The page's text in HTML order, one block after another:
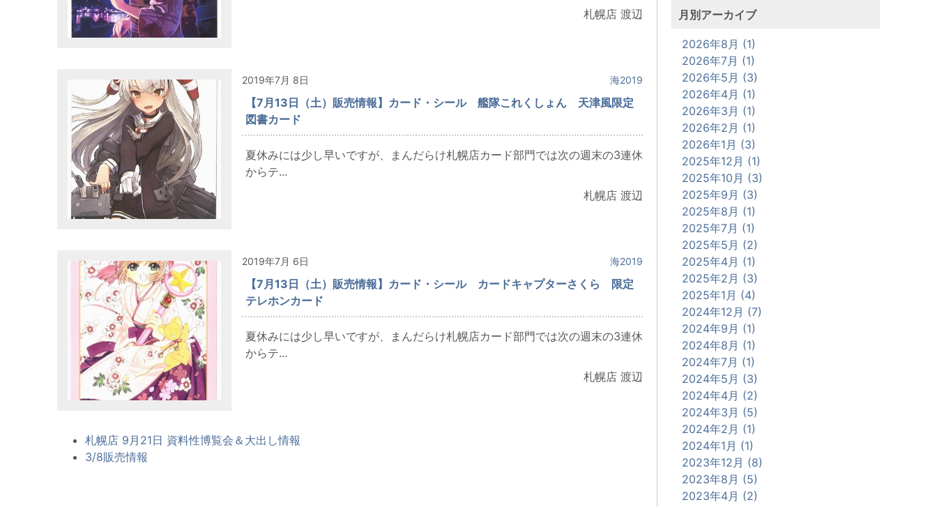
札幌店 渡辺
2019年7月 8日 海2019
【7月13日（土）販売情報】カード・シール 艦隊これくしょん 天津風限定
図書カード
夏休みには少し早いですが、まんだらけ札幌店カード部門では次の週末の3連休
からテ...
札幌店 渡辺
2019年7月 6日 海2019
【7月13日（土）販売情報】カード・シール カードキャプターさくら 限定
テレホンカード
夏休みには少し早いですが、まんだらけ札幌店カード部門では次の週末の3連休
からテ...
札幌店 渡辺
札幌店 9月21日 資料性博覧会＆大出し情報
3/8販売情報
月別アーカイブ
2026年8月 (1)
2026年7月 (1)
2026年5月 (3)
2026年4月 (1)
2026年3月 (1)
2026年2月 (1)
2026年1月 (3)
2025年12月 (1)
2025年10月 (3)
2025年9月 (3)
2025年8月 (1)
2025年7月 (1)
2025年5月 (2)
2025年4月 (1)
2025年2月 (3)
2025年1月 (4)
2024年12月 (7)
2024年9月 (1)
2024年8月 (1)
2024年7月 (1)
2024年5月 (3)
2024年4月 (2)
2024年3月 (5)
2024年2月 (1)
2024年1月 (1)
2023年12月 (8)
2023年8月 (5)
2023年4月 (2)